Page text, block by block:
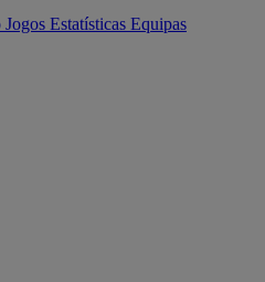
Jogos Estatísticas Equipas